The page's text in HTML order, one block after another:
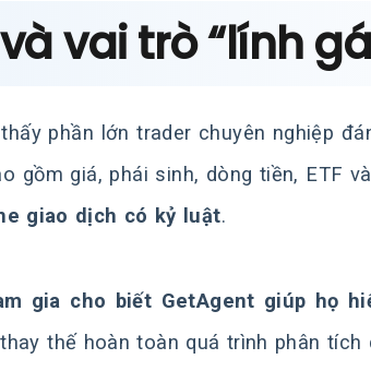
vai trò “lính
phần lớn trader chuyên nghiệp
gồm giá, phái sinh, dòng tiền, ETF
giao dịch có kỷ luật.
gia cho biết GetAgent giúp họ
thế hoàn toàn quá trình phân